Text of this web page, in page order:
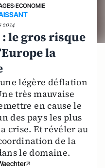
›ECONOMIE
le gros risque
la
légère déflation
très mauvaise
en cause le
des pays les plus
crise. Et révéler au
de la
le domaine.